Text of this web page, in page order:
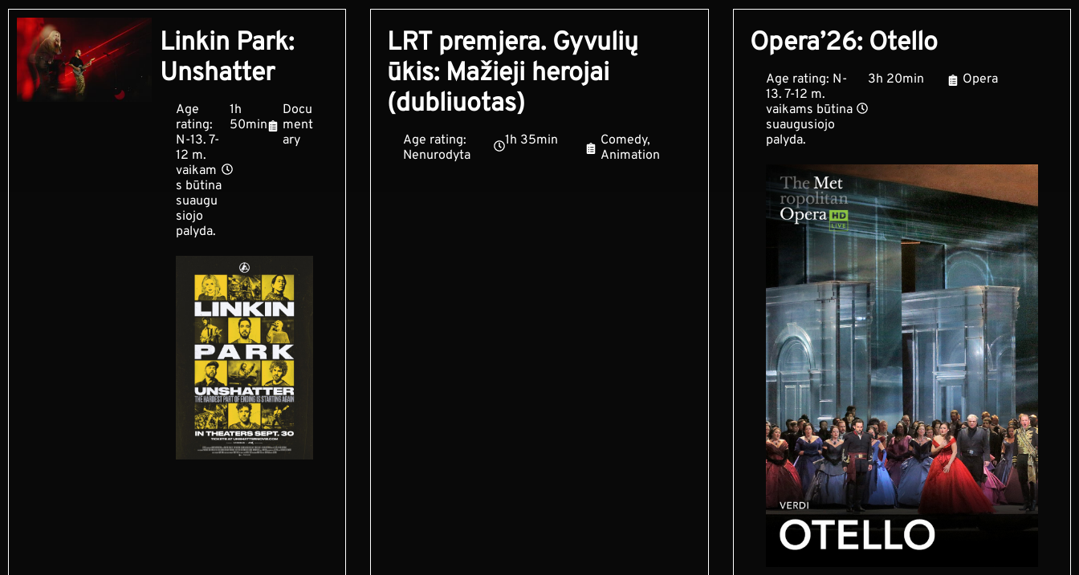
Linkin Park:
Unshatter
Age
rating:
N-13. 7-
12 m.
vaikam
s būtina
suaugu
siojo
palyda.
1h
50min
Docu
ment
ary
LRT premjera. Gyvulių
ūkis: Mažieji herojai
(dubliuotas)
Age rating:
Nenurodyta
1h 35min
Comedy,
Animation
Opera’26: Otello
Age rating: N-
13. 7-12 m.
vaikams būtina
suaugusiojo
palyda.
3h 20min Opera